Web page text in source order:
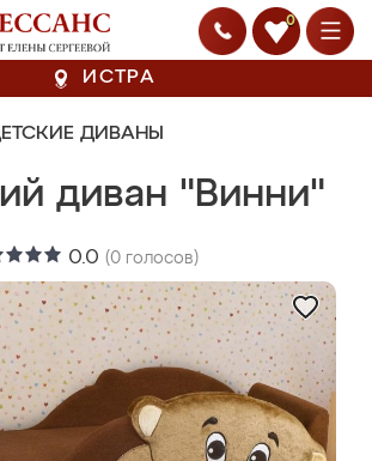
0
ИСТРА
ДИВАНЫ
диван "Винни"
0.0 (0 голосов)